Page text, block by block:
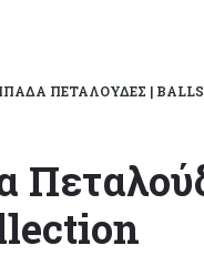
ΠΕΤΑΛΟΎΔΕΣ | BALLS